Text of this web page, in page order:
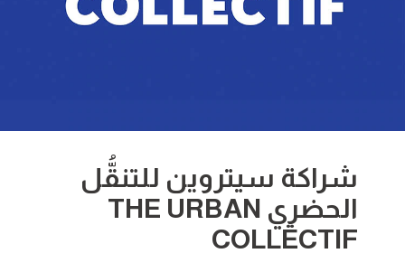
شراكة سيتروين للتنقُّل
الحضري THE URBAN
COLLËCTIF